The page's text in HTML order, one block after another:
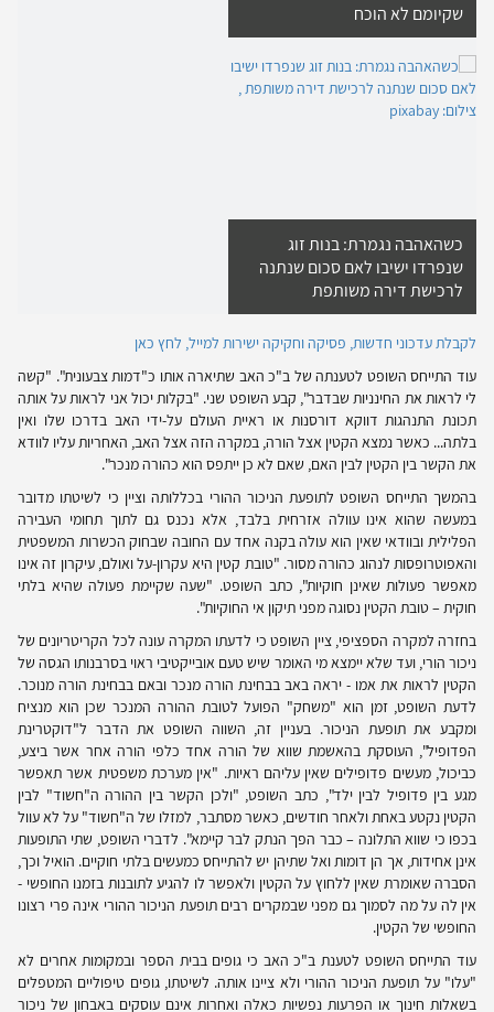
שקיומם לא הוכח
כשהאהבה נגמרת: בנות זוג
שנפרדו ישיבו לאם סכום שנתנה
לרכישת דירה משותפת
לקבלת עדכוני חדשות, פסיקה וחקיקה ישירות למייל, לחץ כאן
עוד התייחס השופט לטענתה של ב"כ האב שתיארה אותו כ"דמות צבעונית". "קשה
לי לראות את החינניות שבדבר", קבע השופט שני. "בקלות יכול אני לראות על אותה
תכונת התנהגות דווקא דורסנות או ראיית העולם על-ידי האב בדרכו שלו ואין
בלתה... כאשר נמצא הקטין אצל הורה, במקרה הזה אצל האב, האחריות עליו לוודא
את הקשר בין הקטין לבין האם, שאם לא כן ייתפס הוא כהורה מנכר".
בהמשך התייחס השופט לתופעת הניכור ההורי בכללותה וציין כי לשיטתו מדובר
במעשה שהוא אינו עוולה אזרחית בלבד, אלא נכנס גם לתוך תחומי העבירה
הפלילית ובוודאי שאין הוא עולה בקנה אחד עם החובה שבחוק הכשרות המשפטית
והאפוטרופסות לנהוג כהורה מסור. "טובת קטין היא עקרון-על ואולם, עיקרון זה אינו
מאפשר פעולות שאינן חוקיות", כתב השופט. "שעה שקיימת פעולה שהיא בלתי
חוקית – טובת הקטין נסוגה מפני תיקון אי החוקיות".
בחזרה למקרה הספציפי, ציין השופט כי לדעתו המקרה עונה לכל הקריטריונים של
ניכור הורי, ועד שלא יימצא מי האומר שיש טעם אובייקטיבי ראוי בסרבנותו הגסה של
הקטין לראות את אמו - יראה באב בבחינת הורה מנכר ובאם בבחינת הורה מנוכר.
לדעת השופט, זמן הוא "משחק" הפועל לטובת ההורה המנכר שכן הוא מנציח
ומקבע את תופעת הניכור. בעניין זה, השווה השופט את הדבר ל"דוקטרינת
הפדופיל", העוסקת בהאשמת שווא של הורה אחד כלפי הורה אחר אשר ביצע,
כביכול, מעשים פדופילים שאין עליהם ראיות. "אין מערכת משפטית אשר תאפשר
מגע בין פדופיל לבין ילד", כתב השופט, "ולכן הקשר בין ההורה ה"חשוד" לבין
הקטין נקטע באחת ולאחר חודשים, כאשר מסתבר, למזלו של ה"חשוד" על לא עוול
בכפו כי שווא התלונה – כבר הפך הנתק לבר קיימא". לדברי השופט, שתי התופעות
אינן אחידות, אך הן דומות ואל שתיהן יש להתייחס כמעשים בלתי חוקיים. הואיל וכך,
הסברה שאומרת שאין ללחוץ על הקטין ולאפשר לו להגיע לתובנות בזמנו החופשי -
אין לה על מה לסמוך גם מפני שבמקרים רבים תופעת הניכור ההורי אינה פרי רצונו
החופשי של הקטין.
עוד התייחס השופט לטענת ב"כ האב כי גופים בבית הספר ובמקומות אחרים לא
"עלו" על תופעת הניכור ההורי ולא ציינו אותה. לשיטתו, גופים טיפוליים המטפלים
בשאלות חינוך או הפרעות נפשיות כאלה ואחרות אינם עוסקים באבחון של ניכור